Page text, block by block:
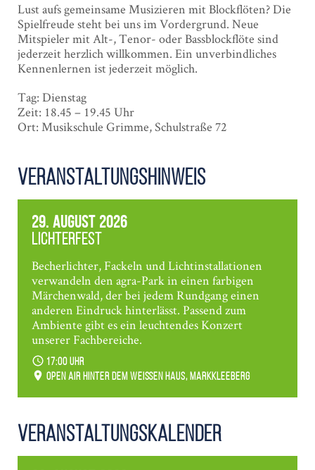
Lust aufs gemeinsame Musizieren mit Blockflöten? Die
Spielfreude steht bei uns im Vordergrund. Neue
Mitspieler mit Alt-, Tenor- oder Bassblockflöte sind
jederzeit herzlich willkommen. Ein unverbindliches
Kennenlernen ist jederzeit möglich.
Tag: Dienstag
Zeit: 18.45 – 19.45 Uhr
Ort: Musikschule Grimme, Schulstraße 72
Veranstaltungshinweis
29. August 2026
Lichterfest
Becherlichter, Fackeln und Lichtinstallationen
verwandeln den agra-Park in einen farbigen
Märchenwald, der bei jedem Rundgang einen
anderen Eindruck hinterlässt. Passend zum
Ambiente gibt es ein leuchtendes Konzert
unserer Fachbereiche.
17:00 Uhr
Open Air hinter dem weißen Haus, Markkleeberg
Veranstaltungs­kalender